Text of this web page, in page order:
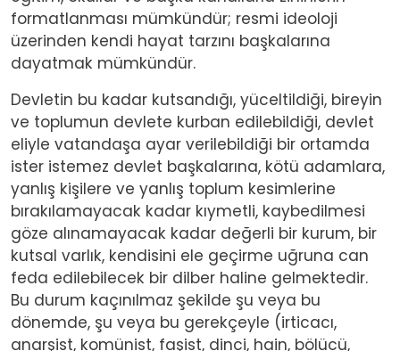
formatlanması mümkündür; resmi ideoloji
üzerinden kendi hayat tarzını başkalarına
dayatmak mümkündür.
Devletin bu kadar kutsandığı, yüceltildiği, bireyin
ve toplumun devlete kurban edilebildiği, devlet
eliyle vatandaşa ayar verilebildiği bir ortamda
ister istemez devlet başkalarına, kötü adamlara,
yanlış kişilere ve yanlış toplum kesimlerine
bırakılamayacak kadar kıymetli, kaybedilmesi
göze alınamayacak kadar değerli bir kurum, bir
kutsal varlık, kendisini ele geçirme uğruna can
feda edilebilecek bir dilber haline gelmektedir.
Bu durum kaçınılmaz şekilde şu veya bu
dönemde, şu veya bu gerekçeyle (irticacı,
anarşist, komünist, faşist, dinci, hain, bölücü,